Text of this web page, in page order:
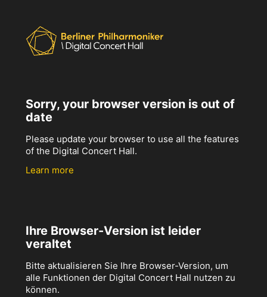
Sorry, your browser version is out of
date
Please update your browser to use all the features
of the Digital Concert Hall.
Learn more
Ihre Browser-Version ist leider
veraltet
Bitte aktualisieren Sie Ihre Browser-Version, um
alle Funktionen der Digital Concert Hall nutzen zu
können.